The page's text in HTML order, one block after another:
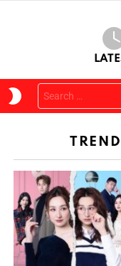
SKIN
Search
for: